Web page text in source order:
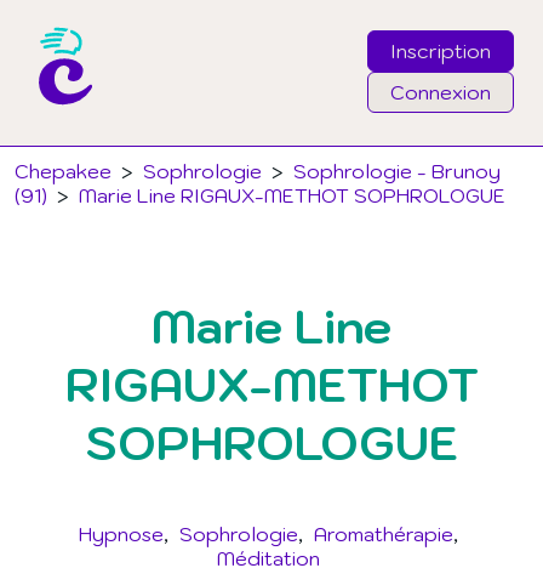
Inscription
Connexion
Chepakee > Sophrologie > Sophrologie - Brunoy
(91) > Marie Line RIGAUX-METHOT SOPHROLOGUE
Email
J'ai oublié mon mot de passe
Connexion
Marie Line
RIGAUX-METHOT
SOPHROLOGUE
Hypnose Sophrologie
Aromathérapie
Méditation